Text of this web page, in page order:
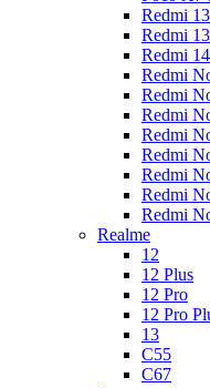
Redmi 13
Redmi
Redmi
Redmi
Redmi
Redmi
Redmi
Redmi
Redmi
Redmi
Redmi
Realme
12
12 Plus
12 Pro
12 Pro
13
C55
C67